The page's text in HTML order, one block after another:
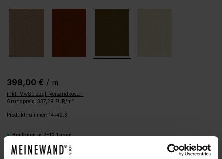
398,00 € / m
inkl. MwSt. zzgl. Versandkosten
Grundpreis: 337,29 EUR/m²
Produktnummer: 14742.3
Bei Ihnen in 7-10 Tagen